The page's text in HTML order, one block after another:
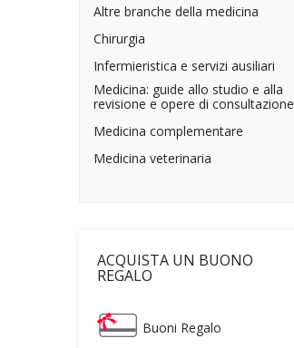
Altre branche della medicina
Chirurgia
Infermieristica e servizi ausiliari
Medicina: guide allo studio e alla
revisione e opere di consultazione
Medicina complementare
Medicina veterinaria
ACQUISTA UN BUONO
REGALO
Buoni Regalo